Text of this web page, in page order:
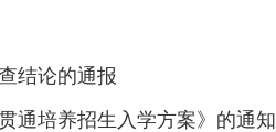
结论的通报
通培养招生入学方案》的通知